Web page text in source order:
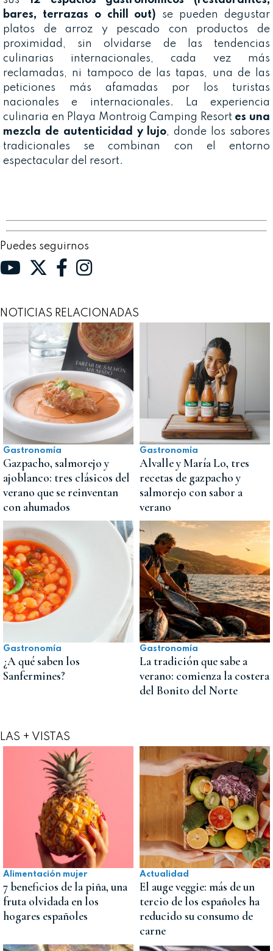
bares, terrazas o chill out) se pueden degustar
platos de arroz y pescado con productos de
proximidad, sin olvidarse de las tendencias
culinarias internacionales, cada vez más
reclamadas, ni tampoco de las tapas, una de las
peticiones más afamadas por los turistas
nacionales e internacionales. La experiencia
culinaria en Playa Montroig Camping Resort es una
mezcla de autenticidad y lujo, donde los sabores
tradicionales se combinan con el entorno
espectacular del resort.
Puedes seguirnos
NOTICIAS RELACIONADAS
Gastronomía
Gazpacho, salmorejo y
ajoblanco: tres clásicos del
verano que se reinventan
con ahumados
Gastronomía
Alvalle y María Lo, tres
recetas de gazpacho y
salmorejo con sabor a
verano
Gastronomía
¿A qué saben los
Sanfermines?
Gastronomía
La tradición que sabe a
verano: comienza la costera
del Bonito del Norte
LAS + VISTAS
Alimentación mujer
7 beneficios de la piña, una
fruta olvidada en los
hogares españoles
Actualidad
El auge veggie: más de un
tercio de los españoles ha
reducido su consumo de
carne